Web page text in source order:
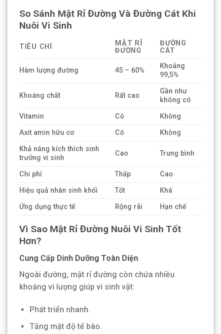
So Sánh Mật Rỉ Đường Và Đường Cát Khi
Nuôi Vi Sinh
TIÊU CHÍ
MẬT RỈ
ĐƯỜNG
ĐƯỜNG
CÁT
Hàm lượng đường 45 – 60%
Khoảng
99,5%
Khoáng chất Rất cao
Gần như
không có
Vitamin
Có
Không
Axit amin hữu cơ
Có
Không
Khả năng kích thích sinh
trưởng vi sinh
Cao Trung bình
Chi phí Thấp
Cao
Hiệu quả nhân sinh khối
Tốt
Khá
Ứng dụng thực tế
Rộng rãi Hạn chế
Vì Sao Mật Rỉ Đường Nuôi Vi Sinh Tốt
Hơn?
Cung Cấp Dinh Dưỡng Toàn Diện
Ngoài đường, mật rỉ đường còn chứa nhiều
khoáng vi lượng giúp vi sinh vật:
Phát triển nhanh.
Tăng mật độ tế bào.